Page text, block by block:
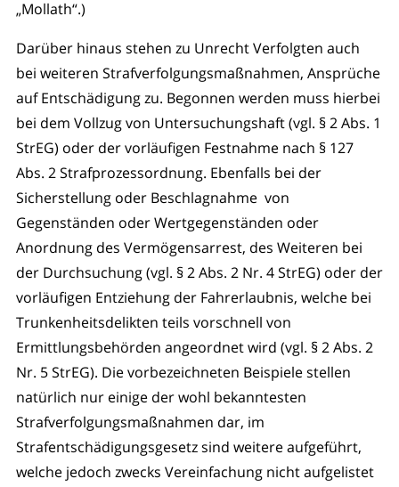
„Mollath“.)
Darüber hinaus stehen zu Unrecht Verfolgten auch
bei weiteren Strafverfolgungsmaßnahmen, Ansprüche
auf Entschädigung zu. Begonnen werden muss hierbei
bei dem Vollzug von Untersuchungshaft (vgl. § 2 Abs. 1
StrEG) oder der vorläufigen Festnahme nach § 127
Abs. 2 Strafprozessordnung. Ebenfalls bei der
Sicherstellung oder Beschlagnahme von
Gegenständen oder Wertgegenständen oder
Anordnung des Vermögensarrest, des Weiteren bei
der Durchsuchung (vgl. § 2 Abs. 2 Nr. 4 StrEG) oder der
vorläufigen Entziehung der Fahrerlaubnis, welche bei
Trunkenheitsdelikten teils vorschnell von
Ermittlungsbehörden angeordnet wird (vgl. § 2 Abs. 2
Nr. 5 StrEG). Die vorbezeichneten Beispiele stellen
natürlich nur einige der wohl bekanntesten
Strafverfolgungsmaßnahmen dar, im
Strafentschädigungsgesetz sind weitere aufgeführt,
welche jedoch zwecks Vereinfachung nicht aufgelistet